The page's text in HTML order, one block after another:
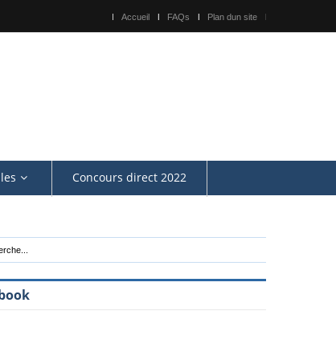
Accueil FAQs Plan dun site
Concours direct 2022